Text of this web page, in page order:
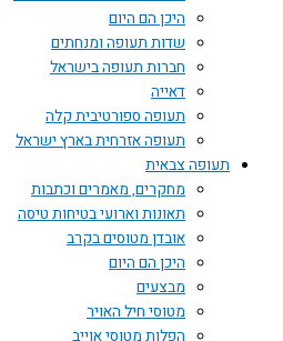
היכן הם היום
שדות תעופה ומנחתים
חברות תעופה בישראל
דאייה
תעופה ספורטיבית קלה
תעופה אזרחית בארץ ישראל
תעופה צבאית
מחקרים, מאמרים וכתבות
תאונות וארועי בטיחות טיסה
אובדן מטוסים בקרב
היכן הם היום
מבצעים
מטוסי חיל האויר